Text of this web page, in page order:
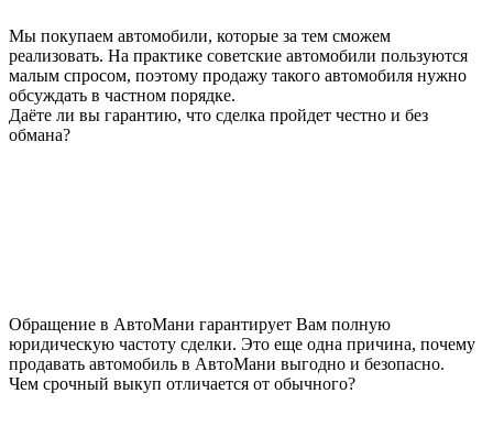
Мы покупаем автомобили, которые за тем сможем
реализовать. На практике советские автомобили пользуются
малым спросом, поэтому продажу такого автомобиля нужно
обсуждать в частном порядке.
Даёте ли вы гарантию, что сделка пройдет честно и без
обмана?
Обращение в АвтоМани гарантирует Вам полную
юридическую частоту сделки. Это еще одна причина, почему
продавать автомобиль в АвтоМани выгодно и безопасно.
Чем срочный выкуп отличается от обычного?